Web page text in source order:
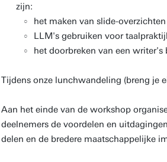
zijn:
het maken van slide-
LLM's gebruiken voor
het doorbreken van een writer's
Tijdens onze lunchwandeling (breng je
Aan het einde van de workshop
deelnemers de voordelen en
delen en de bredere maatschappelijke